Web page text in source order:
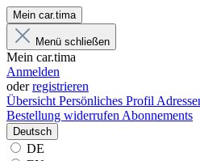
Mein car.tima
Menü schließen
Mein car.tima
Anmelden
oderregistrieren
Übersicht Persönliches Profil
Bestellung widerrufen Abonnements
Deutsch
DE